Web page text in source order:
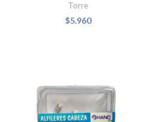
Torre
$5.960